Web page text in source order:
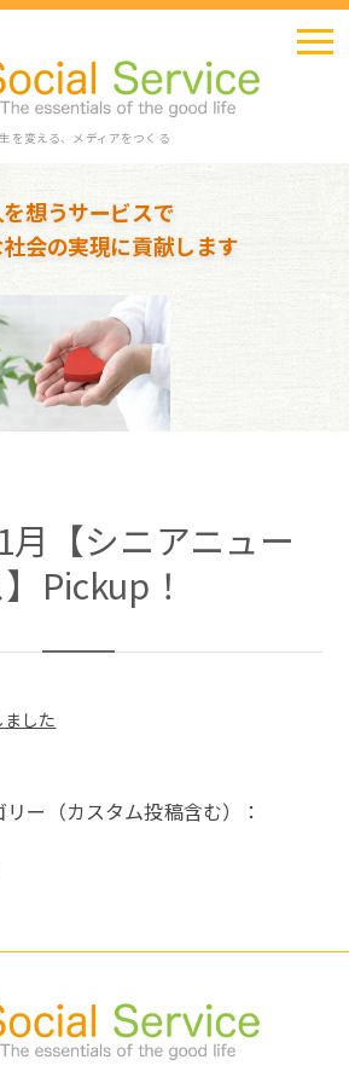
を変える、メディアをつくる
想うサービスで
会の実現に貢献します
月【シニアニュー
Pickup！
した
ー（カスタム投稿含む）：